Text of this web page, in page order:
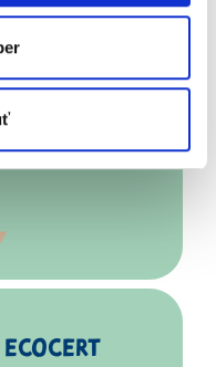
citlivú